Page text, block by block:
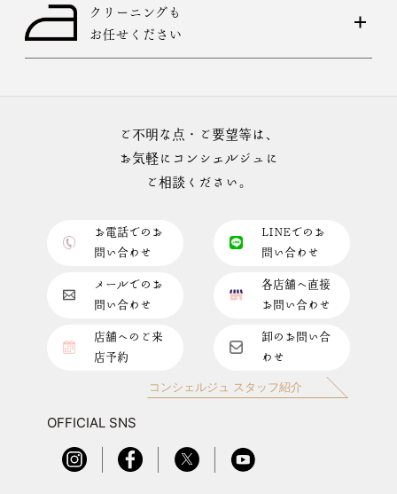
クリーニングも
お任せください
ご不明な点・ご要望等は、
お気軽にコンシェルジュに
ご相談ください。
お電話でのお
問い合わせ
LINEでのお
問い合わせ
メールでのお
問い合わせ
各店舗へ直接
お問い合わせ
店舗へのご来
店予約
卸のお問い合
わせ
コンシェルジュ スタッフ紹介
OFFICIAL SNS